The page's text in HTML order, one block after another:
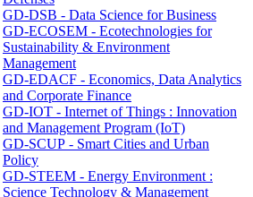
GD-DSB - Data Science for Business
GD-ECOSEM - Ecotechnologies for
Sustainability & Environment
Management
GD-EDACF - Economics, Data Analytics
and Corporate Finance
GD-IOT - Internet of Things : Innovation
and Management Program (IoT)
GD-SCUP - Smart Cities and Urban
Policy
GD-STEEM - Energy Environment :
Science Technology & Management